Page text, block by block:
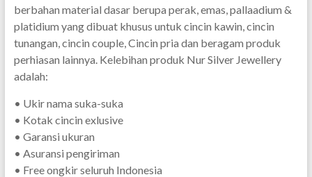
berbahan material dasar berupa perak, emas, pallaadium &
platidium yang dibuat khusus untuk cincin kawin, cincin
tunangan, cincin couple, Cincin pria dan beragam produk
perhiasan lainnya. Kelebihan produk Nur Silver Jewellery
adalah:
• Ukir nama suka-suka
• Kotak cincin exlusive
• Garansi ukuran
• Asuransi pengiriman
• Free ongkir seluruh Indonesia